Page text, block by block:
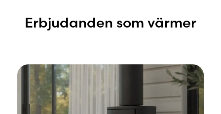
Erbjudanden som värmer